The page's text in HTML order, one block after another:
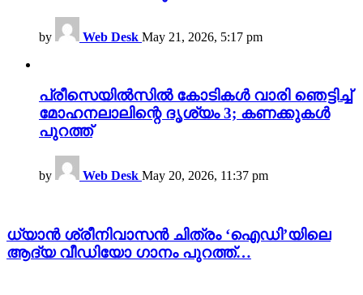
by Web Desk May 21, 2026, 5:17 pm
പ്രീസെയിൽസിൽ കോടികൾ വാരി ഞെട്ടിച്ച്
മോഹനലാലിന്റെ ദൃശ്യം 3; കണക്കുകൾ
പുറത്ത്
by Web Desk May 20, 2026, 11:37 pm
ധ്യാൻ ശ്രീനിവാസൻ ചിത്രം ‘ഐഡി’യിലെ
ആദ്യ വീഡിയോ ഗാനം പുറത്ത്…